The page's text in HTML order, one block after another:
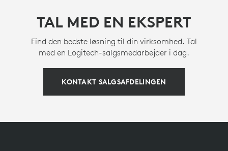
TAL MED EN EKSPERT
Find den bedste løsning til din virksomhed. Tal
med en Logitech-salgsmedarbejder i dag.
KONTAKT SALGSAFDELINGEN